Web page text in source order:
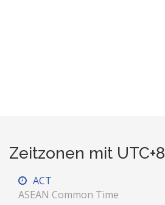
Zeitzonen mit UTC+8
ACT
ASEAN Common Time